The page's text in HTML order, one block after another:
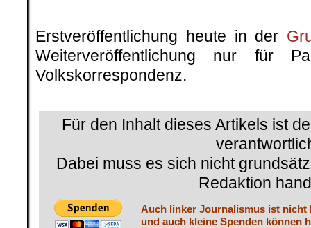
Erstveröffentlichung heute in der
Weiterveröffentlichung nur für
Volkskorrespondenz.
Für den Inhalt dieses Artikels ist
Dabei muss es sich nicht
Redaktion
Auch linker Journalismus ist nicht
und auch kleine Spenden können